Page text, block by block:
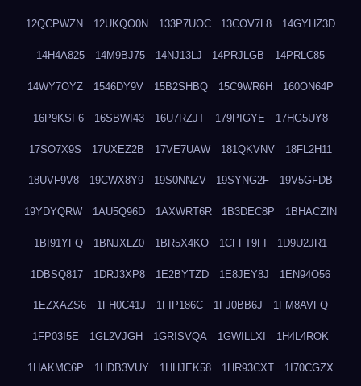
12QCPWZN 12UKQO0N 133P7UOC 13COV7L8 14GYHZ3D
14H4A825 14M9BJ75 14NJ13LJ 14PRJLGB 14PRLC85
14WY7OYZ 1546DY9V 15B2SHBQ 15C9WR6H 160ON64P
16P9KSF6 16SBWI43 16U7RZJT 179PIGYE 17HG5UY8
17SO7X9S 17UXEZ2B 17VE7UAW 181QKVNV 18FL2H11
18UVF9V8 19CWX8Y9 19S0NNZV 19SYNG2F 19V5GFDB
19YDYQRW 1AU5Q96D 1AXWRT6R 1B3DEC8P 1BHACZIN
1BI91YFQ 1BNJXLZ0 1BR5X4KO 1CFFT9FI 1D9U2JR1
1DBSQ817 1DRJ3XP8 1E2BYTZD 1E8JEY8J 1EN94O56
1EZXAZS6 1FH0C41J 1FIP186C 1FJ0BB6J 1FM8AVFQ
1FP03I5E 1GL2VJGH 1GRISVQA 1GWILLXI 1H4L4ROK
1HAKMC6P 1HDB3VUY 1HHJEK58 1HR93CXT 1I70CGZX